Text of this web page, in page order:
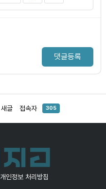
댓글등록
새글 접속자 305
개인정보 처리방침